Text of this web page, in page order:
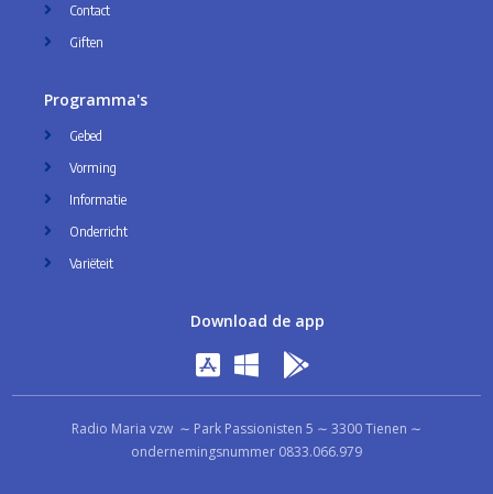
Contact
Giften
Programma's
Gebed
Vorming
Informatie
Onderricht
Variëteit
Download de app
Radio Maria vzw ∼ Park Passionisten 5 ∼ 3300 Tienen ∼
ondernemingsnummer 0833.066.979